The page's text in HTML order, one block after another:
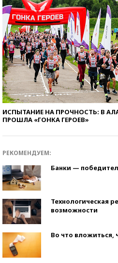
ИСПЫТАНИЕ НА ПРОЧНОСТЬ: В
ПРОШЛА «ГОНКА ГЕРОЕВ»
РЕКОМЕНДУЕМ:
Банки —
Технологическая
возможности
Во что вложиться,